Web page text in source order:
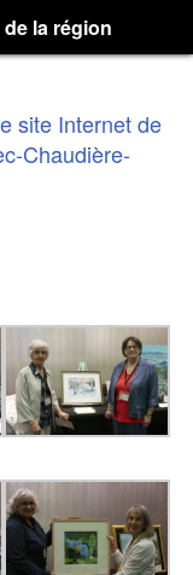
la région
site Internet de
Chaudière-